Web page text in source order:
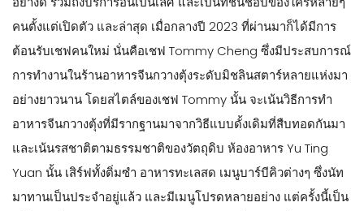
คนตั้งแต่เปิดตัว และล่าสุด เมื่อกลางปี 2023 ที่ผ่านมาก็ได้มีการ
ต้อนรับเชฟคนใหม่ นั่นคือเชฟ Tommy Cheng ซึ่งมีประสบการณ์
การทำงานในร้านอาหารจีนกวางตุ้งระดับมิชลินสตาร์หลายแห่งมา
อย่างยาวนาน โดยสไตล์ของเชฟ Tommy นั้น จะเน้นวิธีการทำ
อาหารจีนกวางตุ้งที่มีรากฐานมาจากวิธีแบบดั้งเดิมที่สืบทอดกันมา
และเน้นรสชาติตามธรรมชาติของวัตถุดิบ ห้องอาหาร Yu Ting
Yuan นั้น เสิร์ฟทั้งติ่มซำ อาหารทะเลสด เมนูบาร์บีคิวต่างๆ ซึ่งนัท
มาทานเป็นประจำอยู่แล้ว และมีเมนูโปรดหลายอย่าง แต่ครั้งนี้เป็น